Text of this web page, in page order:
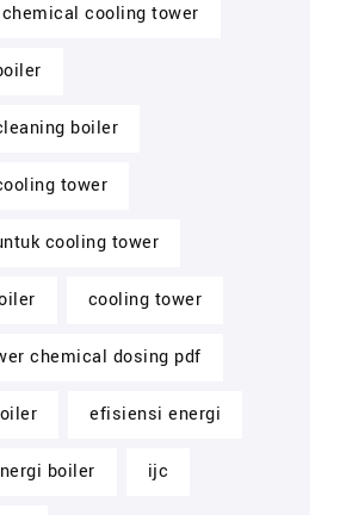
cooling tower
boiler
tower
cooling tower
cooling tower
chemical dosing pdf
efisiensi energi
boiler ijc